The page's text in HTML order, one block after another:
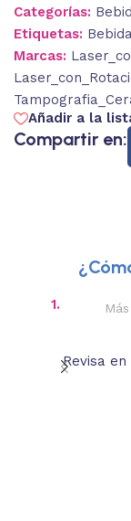
Categorías:
Etiquetas:
Marcas:
Añadir a la
Compartir en:
1.
Revisa